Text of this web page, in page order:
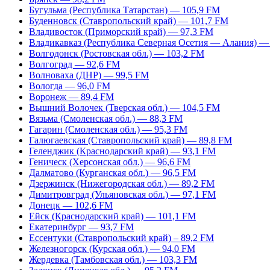
Бугульма (Республика Татарстан) — 105,9 FM
Буденновск (Ставропольский край) — 101,7 FM
Владивосток (Приморский край) — 97,3 FM
Владикавказ (Республика Северная Осетия — Алания)
Волгодонск (Ростовская обл.) — 103,2 FM
Волгоград — 92,6 FM
Волноваха (ДНР) — 99,5 FM
Вологда — 96,0 FM
Воронеж — 89,4 FM
Вышний Волочек (Тверская обл.) — 104,5 FM
Вязьма (Смоленская обл.) — 88,3 FM
Гагарин (Смоленская обл.) — 95,3 FM
Галюгаевская (Ставропольский край) — 89,8 FM
Геленджик (Краснодарский край) — 93,1 FM
Геническ (Херсонская обл.) — 96,6 FM
Далматово (Курганская обл.) — 96,5 FM
Дзержинск (Нижегородская обл.) — 89,2 FM
Димитровград (Ульяновская обл.) — 97,1 FM
Донецк — 102,6 FM
Ейск (Краснодарский край) — 101,1 FM
Екатеринбург — 93,7 FM
Ессентуки (Ставропольский край) – 89,2 FM
Железногорск (Курская обл.) — 94,0 FM
Жердевка (Тамбовская обл.) — 103,3 FM